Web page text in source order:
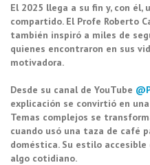
El 2025 llega a su fin y, con
compartido. El Profe Roberto
también inspiró a miles de
quienes encontraron en sus
motivadora.
Desde su canal de YouTube
explicación se convirtió en
Temas complejos se
cuando usó una taza de café
doméstica. Su estilo
algo cotidiano.